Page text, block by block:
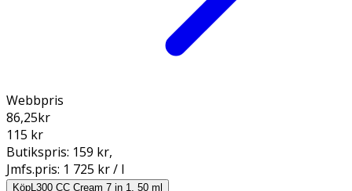
Webbpris
86,25kr
115 kr
Butikspris: 159 kr,
Jmfs.pris: 1 725 kr / l
KöpL300 CC Cream 7 in 1, 50 ml